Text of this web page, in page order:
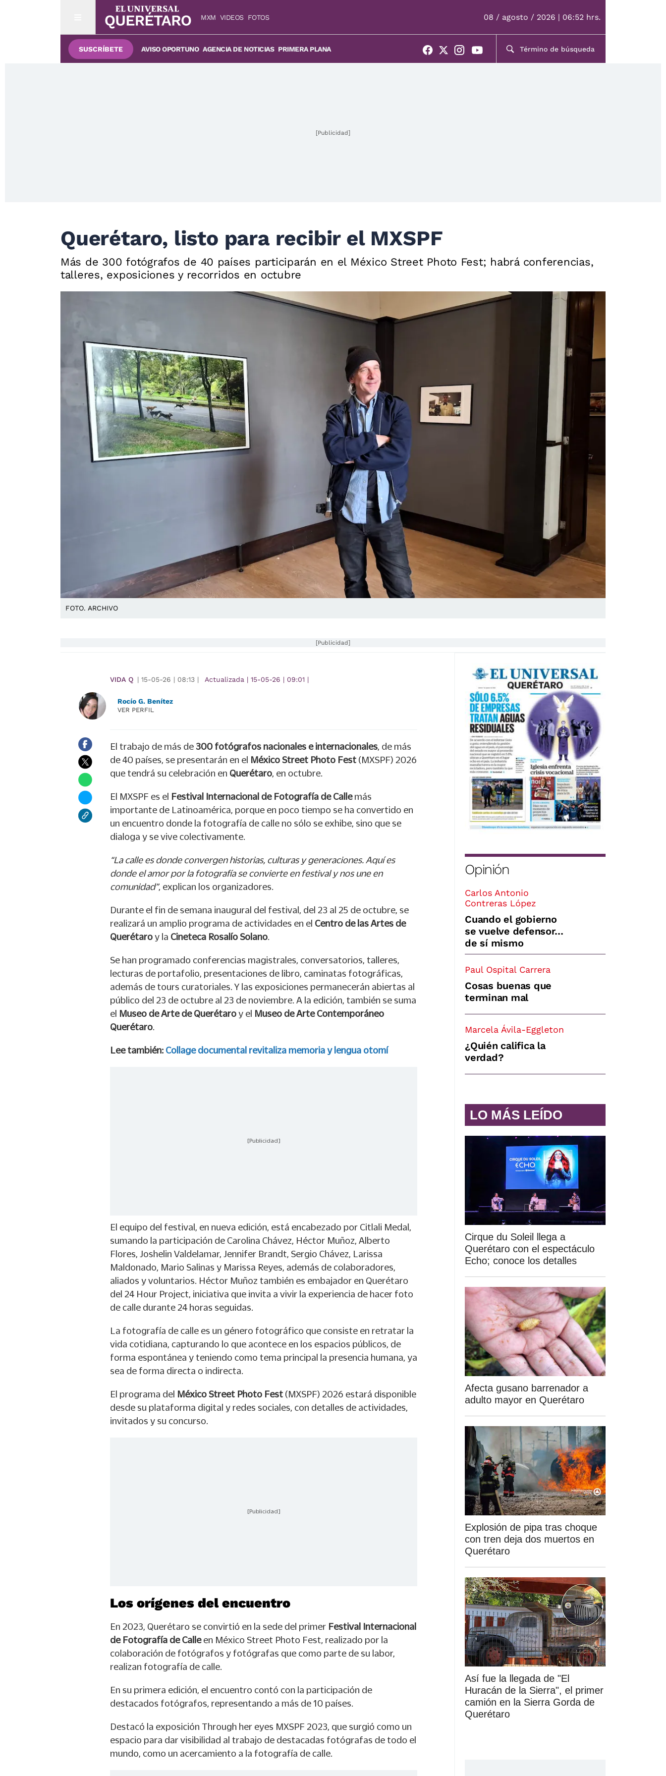
MXM VIDEOS FOTOS 08 / agosto / 2026 | 06:52 hrs.
SUSCRÍBETE AVISO OPORTUNO AGENCIA DE NOTICIAS PRIMERA PLANA
[Publicidad]
Querétaro, listo para recibir el MXSPF
Más de 300 fotógrafos de 40 países participarán en el México Street Photo Fest; habrá conferencias,
talleres, exposiciones y recorridos en octubre
FOTO. ARCHIVO
[Publicidad]
VIDA Q | 15-05-26 | 08:13 | Actualizada | 15-05-26 | 09:01 |
Rocío G. Benítez
VER PERFIL
El trabajo de más de 300 fotógrafos nacionales e internacionales , de más
de 40 países, se presentarán en el México Street Photo Fest (MXSPF) 2026
que tendrá su celebración en Querétaro , en octubre.
El MXSPF es el Festival Internacional de Fotografía de Callemás
importante de Latinoamérica, porque en poco tiempo se ha convertido en
un encuentro donde la fotografía de calle no sólo se exhibe, sino que se
dialoga y se vive colectivamente.
“La calle es donde convergen historias, culturas y generaciones. Aquí es
donde el amor por la fotografía se convierte en festival y nos une en
comunidad”, explican los organizadores.
Durante el fin de semana inaugural del festival, del 23 al 25 de octubre, se
realizará un amplio programa de actividades en el Centro de las Artes de
Querétaro y la Cineteca Rosalío Solano
Se han programado conferencias magistrales, conversatorios, talleres,
lecturas de portafolio, presentaciones de libro, caminatas fotográficas,
además de tours curatoriales. Y las exposiciones permanecerán abiertas al
público del 23 de octubre al 23 de noviembre. A la edición, también se suma
el Museo de Arte de Querétaro y el Museo de Arte Contemporáneo
Querétaro
Lee también: Collage documental revitaliza memoria y lengua otomí
[Publicidad]
El equipo del festival, en nueva edición, está encabezado por Citlali Medal,
sumando la participación de Carolina Chávez, Héctor Muñoz, Alberto
Flores, Joshelin Valdelamar, Jennifer Brandt, Sergio Chávez, Larissa
Maldonado, Mario Salinas y Marissa Reyes, además de colaboradores,
aliados y voluntarios. Héctor Muñoz también es embajador en Querétaro
del 24 Hour Project, iniciativa que invita a vivir la experiencia de hacer foto
de calle durante 24 horas seguidas.
La fotografía de calle es un género fotográfico que consiste en retratar la
vida cotidiana, capturando lo que acontece en los espacios públicos, de
forma espontánea y teniendo como tema principal la presencia humana, ya
sea de forma directa o indirecta.
El programa del México Street Photo Fest (MXSPF) 2026 estará disponible
desde su plataforma digital y redes sociales, con detalles de actividades,
invitados y su concurso.
[Publicidad]
Los orígenes del encuentro
En 2023, Querétaro se convirtió en la sede del primer Festival Internacional
de Fotografía de Calleen México Street Photo Fest, realizado por la
colaboración de fotógrafos y fotógrafas que como parte de su labor,
realizan fotografía de calle.
En su primera edición, el encuentro contó con la participación de
destacados fotógrafos, representando a más de 10 países.
Destacó la exposición Through her eyes MXSPF 2023, que surgió como un
espacio para dar visibilidad al trabajo de destacadas fotógrafas de todo el
mundo, como un acercamiento a la fotografía de calle.
Opinión
Carlos Antonio
Contreras López
Cuando el gobierno
se vuelve defensor…
de sí mismo
Paul Ospital Carrera
Cosas buenas que
terminan mal
Marcela Ávila-Eggleton
¿Quién califica la
verdad?
LO MÁS LEÍDO
Cirque du Soleil llega a
Querétaro con el espectáculo
Echo; conoce los detalles
Afecta gusano barrenador a
adulto mayor en Querétaro
Explosión de pipa tras choque
con tren deja dos muertos en
Querétaro
Así fue la llegada de "El
Huracán de la Sierra", el primer
camión en la Sierra Gorda de
Querétaro